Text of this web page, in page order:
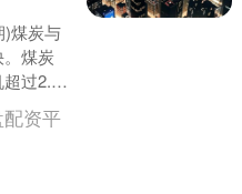
)煤炭与
煤炭
过2.3
式不
资平